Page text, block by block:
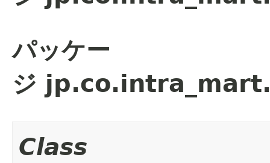
パッケー
ジ
Class